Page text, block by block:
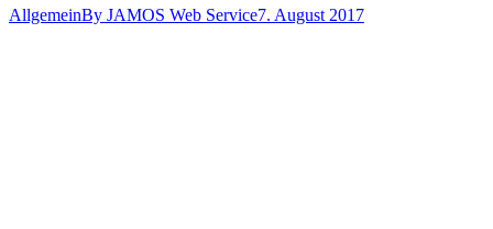
AllgemeinBy JAMOS Web Service7. August 2017